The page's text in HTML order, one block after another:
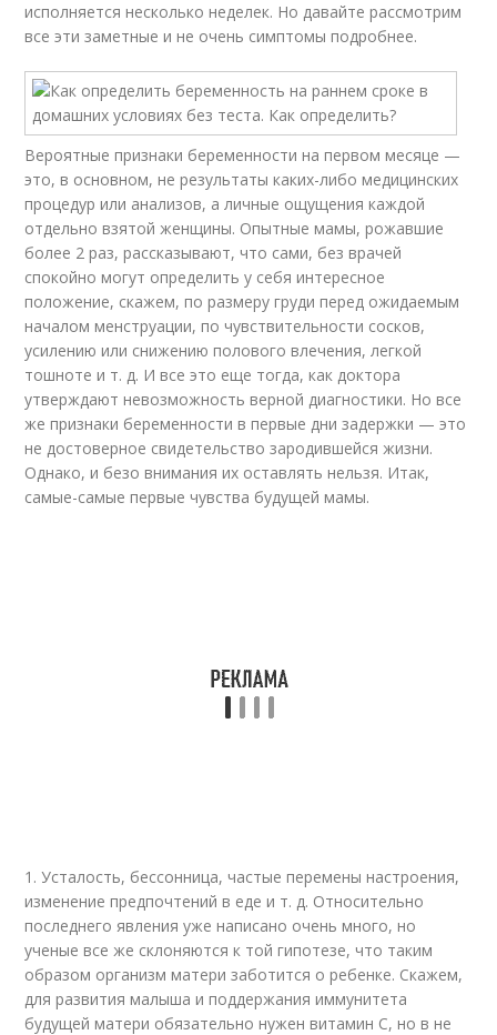
исполняется несколько неделек. Но давайте рассмотрим
все эти заметные и не очень симптомы подробнее.
Вероятные признаки беременности на первом месяце —
это, в основном, не результаты каких-либо медицинских
процедур или анализов, а личные ощущения каждой
отдельно взятой женщины. Опытные мамы, рожавшие
более 2 раз, рассказывают, что сами, без врачей
спокойно могут определить у себя интересное
положение, скажем, по размеру груди перед ожидаемым
началом менструации, по чувствительности сосков,
усилению или снижению полового влечения, легкой
тошноте и т. д. И все это еще тогда, как доктора
утверждают невозможность верной диагностики. Но все
же признаки беременности в первые дни задержки — это
не достоверное свидетельство зародившейся жизни.
Однако, и безо внимания их оставлять нельзя. Итак,
самые-самые первые чувства будущей мамы.
1. Усталость, бессонница, частые перемены настроения,
изменение предпочтений в еде и т. д. Относительно
последнего явления уже написано очень много, но
ученые все же склоняются к той гипотезе, что таким
образом организм матери заботится о ребенке. Скажем,
для развития малыша и поддержания иммунитета
будущей матери обязательно нужен витамин С, но в не